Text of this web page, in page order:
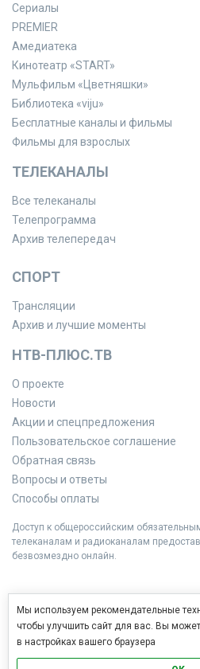
Сериалы
PREMIER
Амедиатека
Кинотеатр «START»
Мульфильм «Цветняшки»
Библиотека «viju»
Бесплатные каналы и фильмы
Фильмы для взрослых
ТЕЛЕКАНАЛЫ
Все телеканалы
Телепрограмма
Архив телепередач
СПОРТ
Трансляции
Архив и лучшие моменты
НТВ-ПЛЮС.ТВ
О проекте
Новости
Акции и спецпредложения
Пользовательское соглашение
Обратная связь
Вопросы и ответы
Способы оплаты
Доступ к общероссийским
телеканалам и радиоканалам
безвозмездно онлайн.
Мы используем рекомендательные
чтобы улучшить сайт для вас. Вы
в настройках вашего браузера